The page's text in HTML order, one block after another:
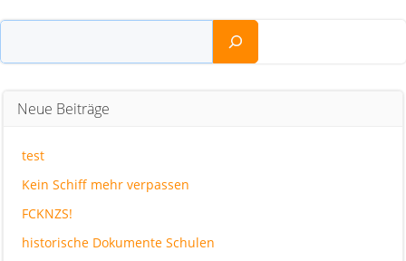
Suchen
Neue Beiträge
test
Kein Schiff mehr verpassen
FCKNZS!
historische Dokumente Schulen